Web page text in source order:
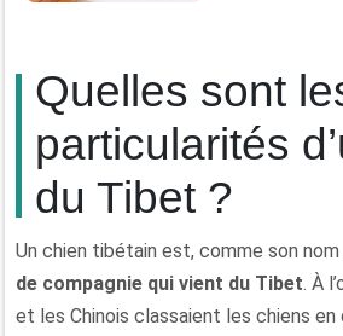
Quelles sont
particularités
du Tibet ?
Un chien tibétain est, comme son nom
de compagnie qui vient du Tibet. À
et les Chinois classaient les chiens